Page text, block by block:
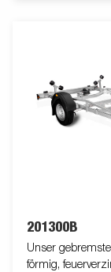
201300B
Unser
förmig,